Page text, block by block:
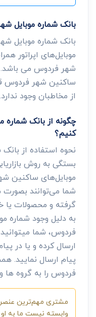
بانک شماره موبایل
بانک شماره موبایل
موبایل‌های اپراتور
شهر فردوس می باشد.
ساکنین شهر فردوس
از مخاطبان وجود ندارد.
چگونه از بانک
کنیم؟
نحوه استفاده از
بستگی به روش
موبایل‌های ساکنین
شما می‌توانند بصورت
گرفته و محصولات یا
به دلیل وجود شماره
فردوس، شما میتوانید
ارسال کرده و یا در
پیام ارسال نمایید.
فردوس را به گروه ها
مشتری مهم‌ترین
وابسته نیست ما به